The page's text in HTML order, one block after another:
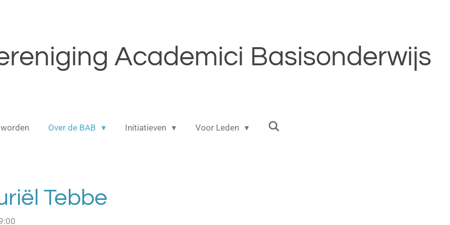
Academici Basisonderwijs
Over de BAB Initiatieven Voor Leden
Tebbe